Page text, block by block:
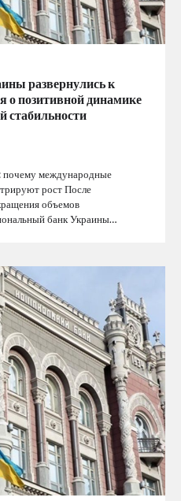
развернулись к
о позитивной динамике
стабильности
почему международные
рост После
объемов
банк Украины…